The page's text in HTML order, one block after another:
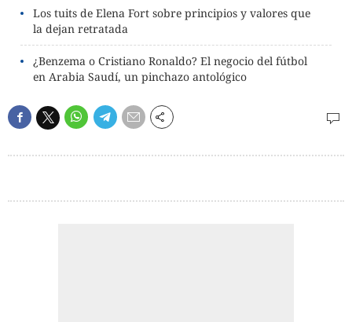
Los tuits de Elena Fort sobre principios y valores que
la dejan retratada
¿Benzema o Cristiano Ronaldo? El negocio del fútbol
en Arabia Saudí, un pinchazo antológico